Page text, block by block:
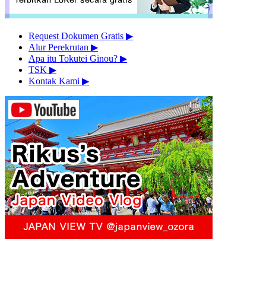
Request Dokumen Gratis ▶︎
Alur Perekrutan ▶︎
Apa itu Tokutei Ginou? ▶︎
TSK ▶︎
Kontak Kami ▶︎